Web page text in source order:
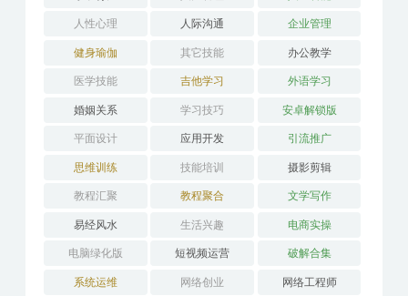
人性心理 人际沟通 企业管理
健身瑜伽 其它技能 办公教学
医学技能 吉他学习 外语学习
婚姻关系 学习技巧 安卓解锁版
平面设计 应用开发 引流推广
思维训练 技能培训 摄影剪辑
教程汇聚 教程聚合 文学写作
易经风水 生活兴趣 电商实操
电脑绿化版 短视频运营 破解合集
系统运维 网络创业 网络工程师